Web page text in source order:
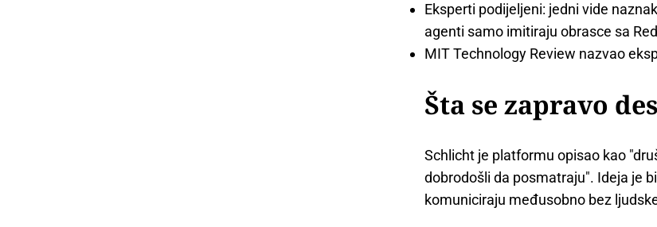
Eksperti podijeljeni: jedni vide
agenti samo imitiraju obrasce sa
MIT Technology Review nazvao
Šta se zapravo
Schlicht je platformu opisao kao
dobrodošli da posmatraju". Ideja je
komuniciraju međusobno bez